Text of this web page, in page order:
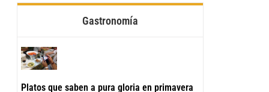
Gastronomía
Platos que saben a pura gloria en primavera